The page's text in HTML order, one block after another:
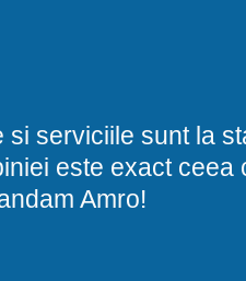
serviciile sunt la
este exact ceea
Amro!